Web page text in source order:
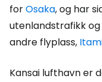
forOsaka, og har
utenlandstrafikk
andre flyplass,
Kansai lufthavn er